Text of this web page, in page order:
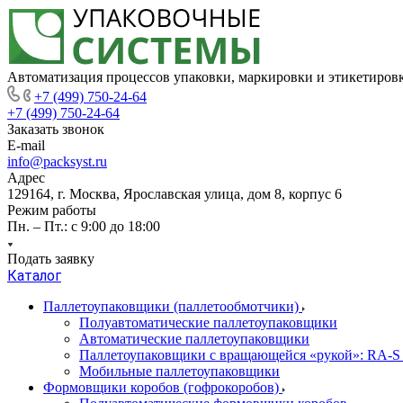
Автоматизация процессов упаковки, маркировки и
+7 (499) 750-24-64
+7 (499) 750-24-64
Заказать звонок
E-mail
info@packsyst.ru
Адрес
129164, г. Москва, Ярославская улица, дом 8, корпус 6
Режим работы
Пн. – Пт.: с 9:00 до 18:00
Подать заявку
Каталог
Паллетоупаковщики (паллетообмотчики)
Полуавтоматические паллетоупаковщики
Автоматические паллетоупаковщики
Паллетоупаковщики с вращающейся «рукой»: RA-
Мобильные паллетоупаковщики
Формовщики коробов (гофрокоробов)